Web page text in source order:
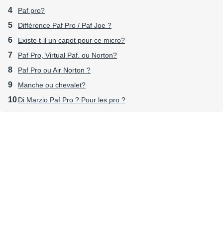
Paf pro?
Différence Paf Pro / Paf Joe ?
Existe t-il un capot pour ce micro?
Paf Pro, Virtual Paf. ou Norton?
Paf Pro ou Air Norton ?
Manche ou chevalet?
Di Marzio Paf Pro ? Pour les pro ?